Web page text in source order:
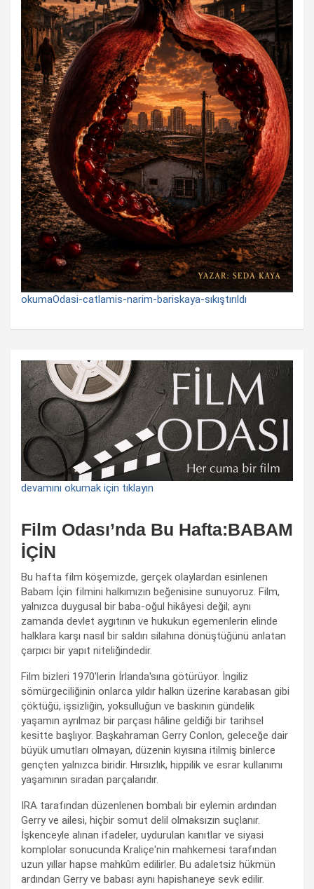
okumaOdasi-catlamis-narim-bariskaya-sıkıştırıldı
devamını okumak için tıklayın
Film Odası’nda Bu Hafta:BABAM
İÇİN
Bu hafta film köşemizde, gerçek olaylardan esinlenen
Babam İçin filmini halkımızın beğenisine sunuyoruz. Film,
yalnızca duygusal bir baba-oğul hikâyesi değil; aynı
zamanda devlet aygıtının ve hukukun egemenlerin elinde
halklara karşı nasıl bir saldırı silahına dönüştüğünü anlatan
çarpıcı bir yapıt niteliğindedir.
Film bizleri 1970'lerin İrlanda'sına götürüyor. İngiliz
sömürgeciliğinin onlarca yıldır halkın üzerine karabasan gibi
çöktüğü, işsizliğin, yoksulluğun ve baskının gündelik
yaşamın ayrılmaz bir parçası hâline geldiği bir tarihsel
kesitte başlıyor. Başkahraman Gerry Conlon, geleceğe dair
büyük umutları olmayan, düzenin kıyısına itilmiş binlerce
gençten yalnızca biridir. Hırsızlık, hippilik ve esrar kullanımı
yaşamının sıradan parçalarıdır.
IRA tarafından düzenlenen bombalı bir eylemin ardından
Gerry ve ailesi, hiçbir somut delil olmaksızın suçlanır.
İşkenceyle alınan ifadeler, uydurulan kanıtlar ve siyasi
komplolar sonucunda Kraliçe'nin mahkemesi tarafından
uzun yıllar hapse mahkûm edilirler. Bu adaletsiz hükmün
ardından Gerry ve babası aynı hapishaneye sevk edilir.